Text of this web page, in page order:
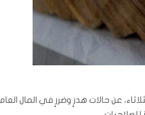
عن حالات هدرٍ وضررٍ في المال